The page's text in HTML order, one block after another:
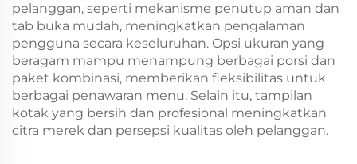
pelanggan, seperti mekanisme penutup aman dan
tab buka mudah, meningkatkan pengalaman
pengguna secara keseluruhan. Opsi ukuran yang
beragam mampu menampung berbagai porsi dan
paket kombinasi, memberikan fleksibilitas untuk
berbagai penawaran menu. Selain itu, tampilan
kotak yang bersih dan profesional meningkatkan
citra merek dan persepsi kualitas oleh pelanggan.